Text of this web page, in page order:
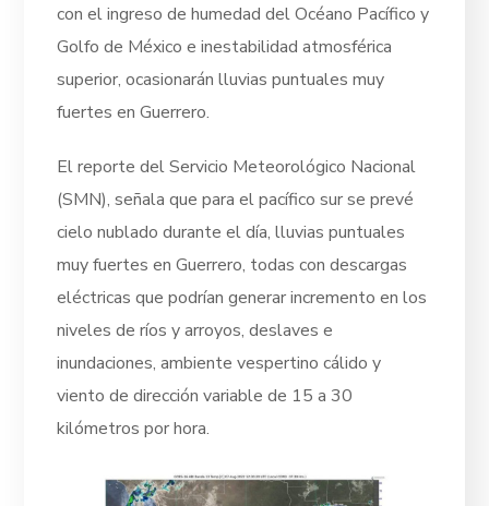
con el ingreso de humedad del Océano Pacífico y
Golfo de México e inestabilidad atmosférica
superior, ocasionarán lluvias puntuales muy
fuertes en Guerrero.
El reporte del Servicio Meteorológico Nacional
(SMN), señala que para el pacífico sur se prevé
cielo nublado durante el día, lluvias puntuales
muy fuertes en Guerrero, todas con descargas
eléctricas que podrían generar incremento en los
niveles de ríos y arroyos, deslaves e
inundaciones, ambiente vespertino cálido y
viento de dirección variable de 15 a 30
kilómetros por hora.